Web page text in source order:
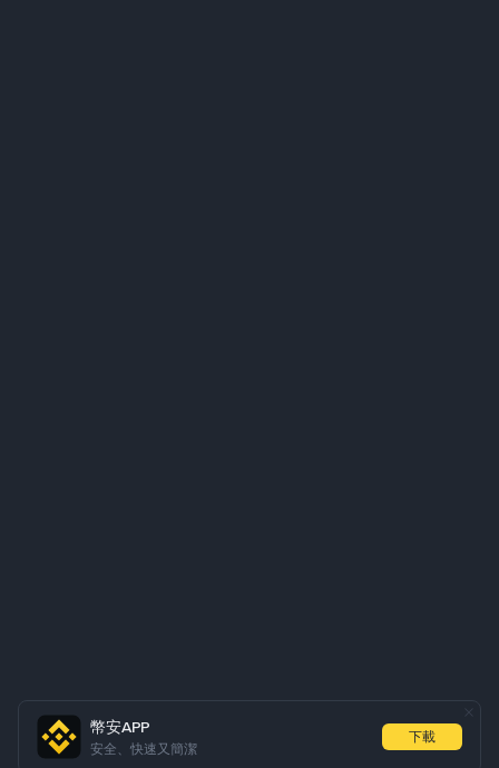
幣安APP
安全、快速又簡潔
下載